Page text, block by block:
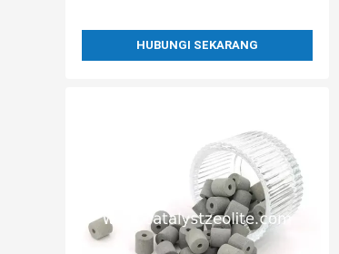
HUBUNGI SEKARANG